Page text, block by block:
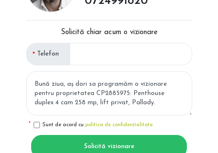
Solicită chiar acum o vizionare
Telefon
Sunt de acord cu politica de confidențialitate
Solicită vizionare